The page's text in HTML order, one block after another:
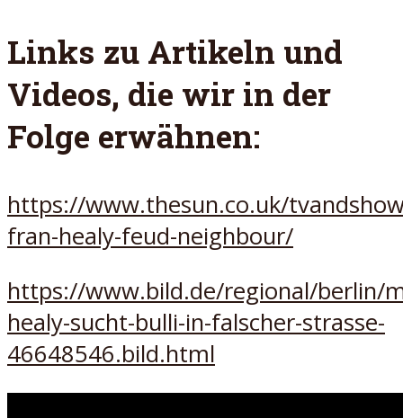
Links zu Artikeln und
Videos, die wir in der
Folge erwähnen:
https://www.thesun.co.uk/
fran-healy-feud-neighbour/
https://www.bild.de/regional/berlin/
healy-sucht-bulli-in-falscher-strasse-
46648546.bild.html